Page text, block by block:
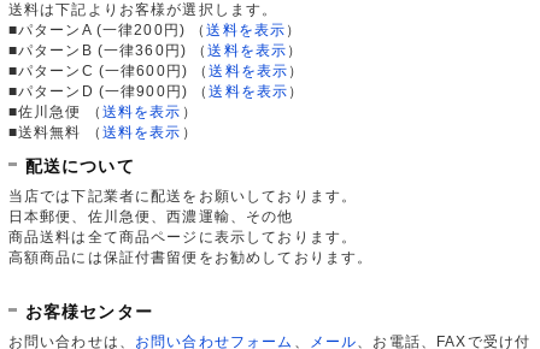
送料は下記よりお客様が選択します。
■パターンA (一律200円)
（送料を表示 ）
■パターンB (一律360円)
（送料を表示 ）
■パターンC (一律600円)
（送料を表示 ）
■パターンD (一律900円)
（送料を表示 ）
■佐川急便
（ 送料を表示 ）
■送料無料
（ 送料を表示 ）
配送について
当店では下記業者に配送をお願いしております。
日本郵便、佐川急便、西濃運輸、その他
商品送料は全て商品ページに表示しております。
高額商品には保証付書留便をお勧めしております。
お客様センター
お問い合わせは、 お問い合わせフォーム メール 、お電話、FAXで受け付